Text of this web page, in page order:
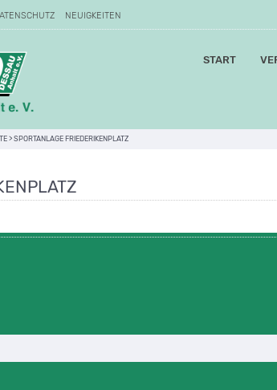
NEUIGKEITEN
START
> SPORTANLAGE FRIEDERIKENPLATZ